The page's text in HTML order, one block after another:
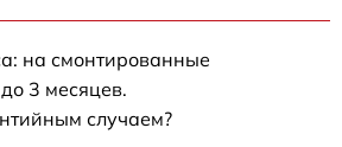
на смонтированные
3 месяцев.
случаем?